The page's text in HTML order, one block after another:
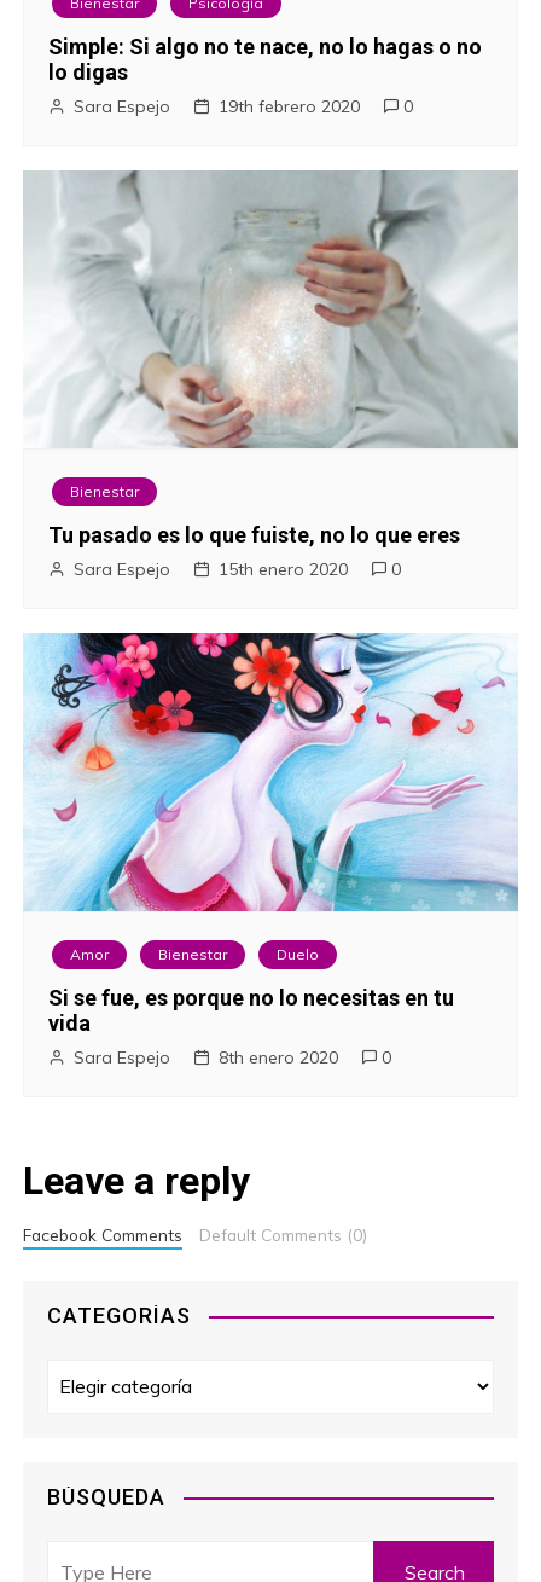
Simple: Si algo no te nace, no lo hagas o no
lo digas
Sara Espejo 19th febrero 2020 0
Bienestar
Tu pasado es lo que fuiste, no lo que eres
Sara Espejo 15th enero 2020 0
Amor Bienestar Duelo
Si se fue, es porque no lo necesitas en tu
vida
Sara Espejo 8th enero 2020 0
Leave a reply
Facebook Comments Default Comments (0)
CATEGORÍAS
g
BÚSQUEDA